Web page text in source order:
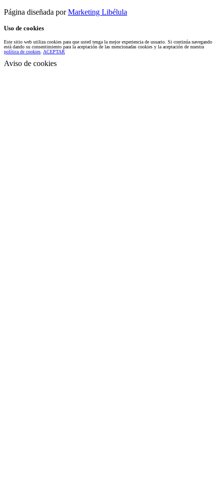
Página diseñada porMarketing Libélula
Uso de cookies
Este sitio web utiliza cookies para que usted tenga la mejor experiencia de usuario. Si continúa navegando
está dando su consentimiento para la aceptación de las mencionadas cookies y la aceptación de nuestra
política de cookies. ACEPTAR
Aviso de cookies